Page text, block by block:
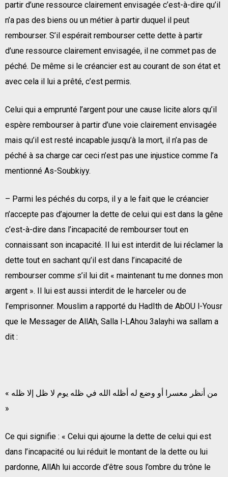
partir d’une ressource clairement envisagée c’est-à-dire qu’il
n’a pas des biens ou un métier à partir duquel il peut
rembourser. S’il espérait rembourser cette dette à partir
d’une ressource clairement envisagée, il ne commet pas de
péché. De même si le créancier est au courant de son état et
avec cela il lui a prêté, c’est permis.
Celui qui a emprunté l’argent pour une cause licite alors qu’il
espère rembourser à partir d’une voie clairement envisagée
mais qu’il est resté incapable jusqu’à la mort, il n’a pas de
péché à sa charge car ceci n’est pas une injustice comme l’a
mentionné As-Soubkiyy.
– Parmi les péchés du corps, il y a le fait que le créancier
n’accepte pas d’ajourner la dette de celui qui est dans la gêne
c’est-à-dire dans l’incapacité de rembourser tout en
connaissant son incapacité. Il lui est interdit de lui réclamer la
dette tout en sachant qu’il est dans l’incapacité de
rembourser comme s’il lui dit « maintenant tu me donnes mon
argent ». Il lui est aussi interdit de le harceler ou de
l’emprisonner. Mouslim a rapporté du HadIth de AbOU l-Yousr
que le Messager de AllAh, Salla l-LAhou 3alayhi wa sallam a
dit :
« من أنظر معسرا أو وضع له أظله الله في ظله يوم لا ظل إلا ظله
»
Ce qui signifie : « Celui qui ajourne la dette de celui qui est
dans l’incapacité ou lui réduit le montant de la dette ou lui
pardonne, AllAh lui accorde d’être sous l’ombre du trône le